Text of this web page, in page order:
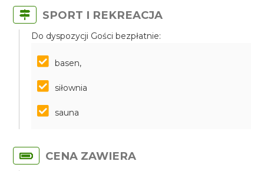
SPORT I REKREACJA
Do dyspozycji Gości bezpłatnie:
basen,
siłownia
sauna
CENA ZAWIERA